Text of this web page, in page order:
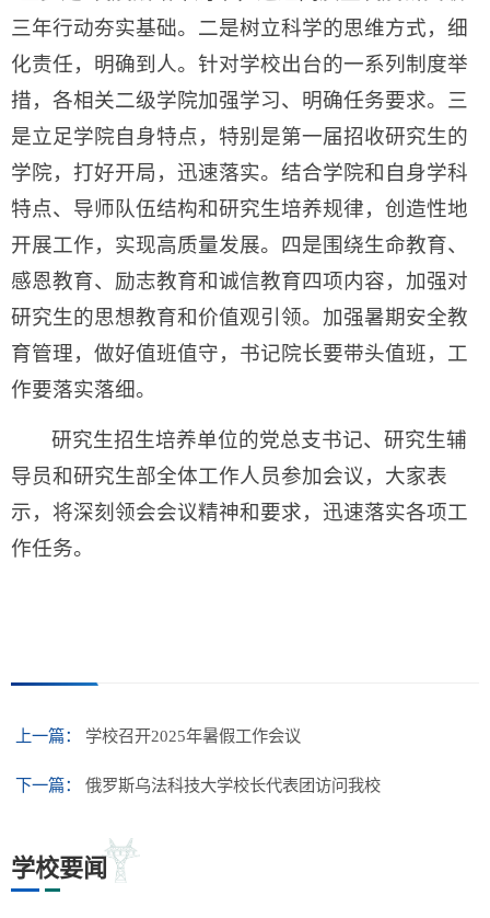
三年行动夯实基础。二是树立科学的思维方式，细
化责任，明确到人。针对学校出台的一系列制度举
措，各相关二级学院加强学习、明确任务要求。三
是立足学院自身特点，特别是第一届招收研究生的
学院，打好开局，迅速落实。结合学院和自身学科
特点、导师队伍结构和研究生培养规律，创造性地
开展工作，实现高质量发展。四是围绕生命教育、
感恩教育、励志教育和诚信教育四项内容，加强对
研究生的思想教育和价值观引领。加强暑期安全教
育管理，做好值班值守，书记院长要带头值班，工
作要落实落细。
研究生招生培养单位的党总支书记、研究生辅
导员和研究生部全体工作人员参加会议，大家表
示，将深刻领会会议精神和要求，迅速落实各项工
作任务。
上一篇： 学校召开2025年暑假工作会议
下一篇： 俄罗斯乌法科技大学校长代表团访问我校
学校要闻